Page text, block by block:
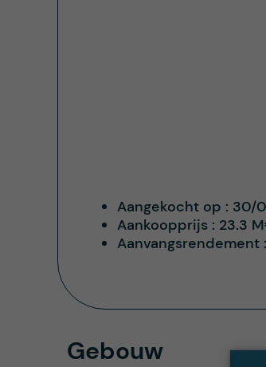
Aangekocht op : 30/
Aankoopprijs : 23.3
Aanvangsrendement :
Gebouw